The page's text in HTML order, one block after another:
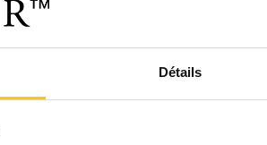
Détails